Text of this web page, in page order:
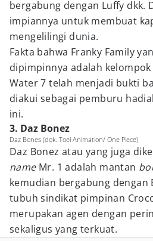
bergabung dengan Luffy dkk.
impiannya untuk membuat
mengelilingi dunia.
Fakta bahwa Franky Family
dipimpinnya adalah
Water 7 telah menjadi bukti
diakui sebagai pemburu
ini.
3. Daz Bonez
Daz Bones (dok. Toei Animation/ One Piece)
Daz Bonez atau yang juga
name Mr. 1 adalah mantan
kemudian bergabung dengan
tubuh sindikat pimpinan
merupakan agen dengan
sekaligus yang terkuat.